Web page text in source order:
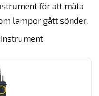
för att mäta
lampor gått sönder.